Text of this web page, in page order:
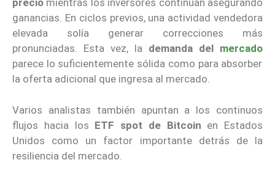
precio mientras los inversores continúan asegurando
ganancias. En ciclos previos, una actividad vendedora
elevada solía generar correcciones más
pronunciadas. Esta vez, la demanda del mercado
parece lo suficientemente sólida como para absorber
la oferta adicional que ingresa al mercado.
Varios analistas también apuntan a los continuos
flujos hacia los ETF spot de Bitcoin en Estados
Unidos como un factor importante detrás de la
resiliencia del mercado.